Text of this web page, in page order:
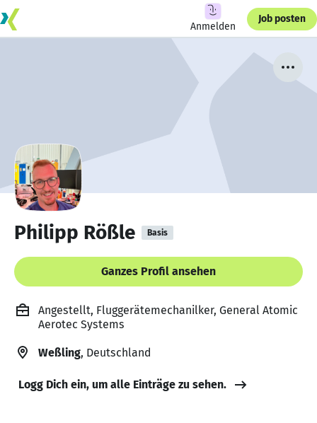
Anmelden
Job posten
Philipp Rößle Basis
Ganzes Profil ansehen
Angestellt, Fluggerätemechanilker, General Atomic
Aerotec Systems
Weßling, Deutschland
Logg Dich ein, um alle Einträge zu sehen.